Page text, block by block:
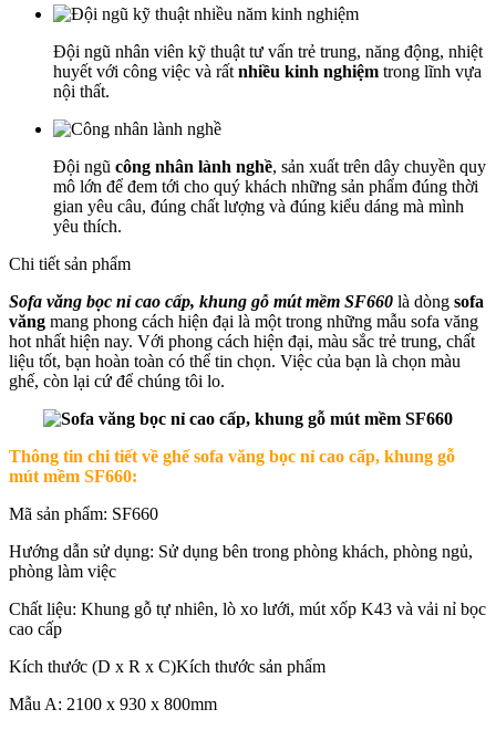
Đội ngũ nhân viên kỹ thuật tư vấn trẻ trung, năng động, nhiệt
huyết với công việc và rất nhiều kinh nghiệm trong lĩnh vựa
nội thất.
Đội ngũ công nhân lành nghề, sản xuất trên dây chuyền quy
mô lớn để đem tới cho quý khách những sản phẩm đúng thời
gian yêu câu, đúng chất lượng và đúng kiểu dáng mà mình
yêu thích.
Chi tiết sản phẩm
Sofa văng bọc nỉ cao cấp, khung gỗ mút mềm SF660 là dòng sofa
văng mang phong cách hiện đại là một trong những mẫu sofa văng
hot nhất hiện nay. Với phong cách hiện đại, màu sắc trẻ trung, chất
liệu tốt, bạn hoàn toàn có thể tin chọn. Việc của bạn là chọn màu
ghế, còn lại cứ để chúng tôi lo.
Thông tin chi tiết về ghế sofa văng bọc nỉ cao cấp, khung gỗ
mút mềm SF660:
Mã sản phẩm: SF660
Hướng dẫn sử dụng: Sử dụng bên trong phòng khách, phòng ngủ,
phòng làm việc
Chất liệu: Khung gỗ tự nhiên, lò xo lưới, mút xốp K43 và vải nỉ bọc
cao cấp
Kích thước (D x R x C)Kích thước sản phẩm
Mẫu A: 2100 x 930 x 800mm